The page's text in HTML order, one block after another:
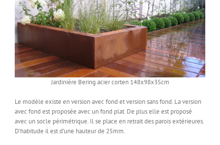
Jardinière Bering acier corten 148x98x35cm
Le modèle existe en version avec fond et version sans fond. La version
avec fond est proposée avec un fond plat. De plus elle est proposé
avec un socle périmétrique. Il se place en retrait des parois extérieures.
D’habitude il est d’une hauteur de 25mm.